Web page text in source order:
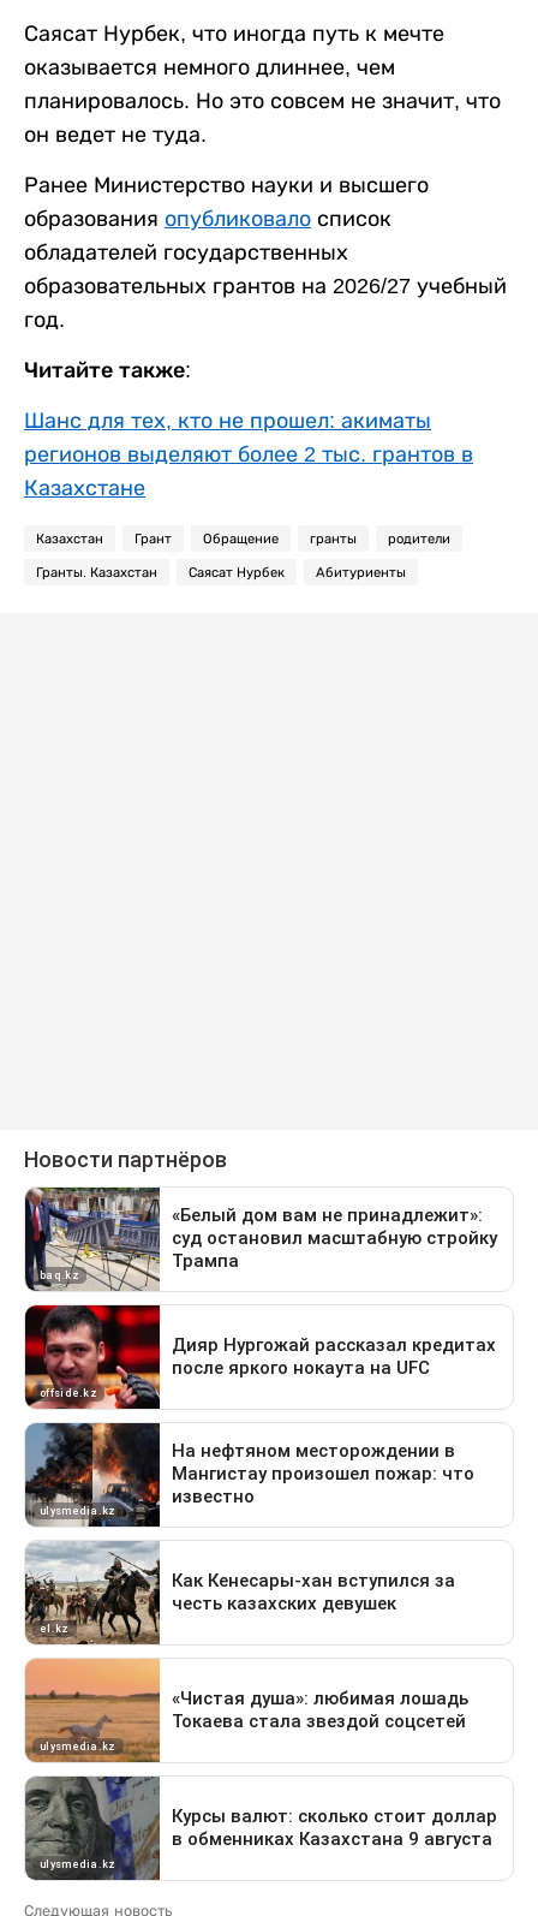
Саясат Нурбек, что иногда путь к мечте
оказывается немного длиннее, чем
планировалось. Но это совсем не значит, что
он ведет не туда.
Ранее Министерство науки и высшего
образования опубликовало список
обладателей государственных
образовательных грантов на 2026/27 учебный
год.
Читайте также:
Шанс для тех, кто не прошел: акиматы
регионов выделяют более 2 тыс. грантов в
Казахстане
Казахстан Грант Обращение гранты родители
Гранты. Казахстан Саясат Нурбек Абитуриенты
Следующая новость